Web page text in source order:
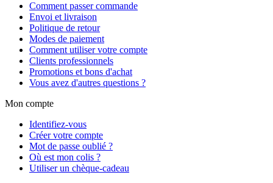
Comment passer commande
Envoi et livraison
Politique de retour
Modes de paiement
Comment utiliser votre compte
Clients professionnels
Promotions et bons d'achat
Vous avez d'autres questions ?
Mon compte
Identifiez-vous
Créer votre compte
Mot de passe oublié ?
Où est mon colis ?
Utiliser un chèque-cadeau